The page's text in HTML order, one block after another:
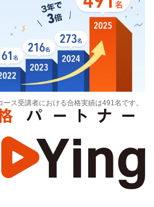
ス受講者における合格実績は491名です。